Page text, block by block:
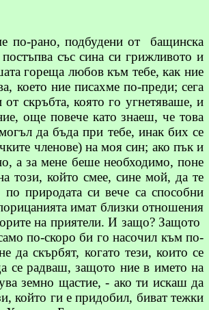
по-рано, подбудени от
бащинска
със сина си грижливото и
гореща любов към тебе, как ние
което ние писахме по-преди; сега
скръбта, която го угнетяваше, и
още повече като знаеш, че това
да бъда при тебе, инак бих се
членове) на моя син; ако пък и
а за мене беше необходимо, поне
този, който смее, сине мой, да те
природата си вече са способни
имат близки отношения
на приятели. И защо? Защото
по-скоро би го насочил към по-
да скърбят, когато тези, които се
се радваш, защото ние в името на
земно щастие, - ако ти искаш да
който ги е придобил, биват тежки